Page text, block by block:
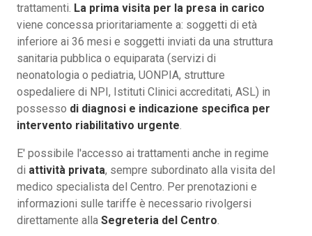
trattamenti. La prima visita per la presa in carico
viene concessa prioritariamente a: soggetti di età
inferiore ai 36 mesi e soggetti inviati da una struttura
sanitaria pubblica o equiparata (servizi di
neonatologia o pediatria, UONPIA, strutture
ospedaliere di NPI, Istituti Clinici accreditati, ASL) in
possesso di diagnosi e indicazione specifica per
intervento riabilitativo urgente
E' possibile l'accesso ai trattamenti anche in regime
di attività privata, sempre subordinato alla visita del
medico specialista del Centro. Per prenotazioni e
informazioni sulle tariffe è necessario rivolgersi
direttamente alla Segreteria del Centro